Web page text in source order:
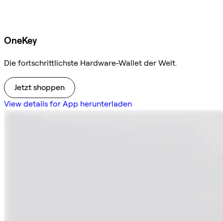
OneKey
Die fortschrittlichste Hardware-Wallet der Welt.
Jetzt shoppen
View details for App herunterladen